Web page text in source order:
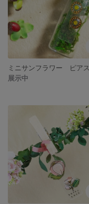
ミニサンフラワー ピアス
展示中